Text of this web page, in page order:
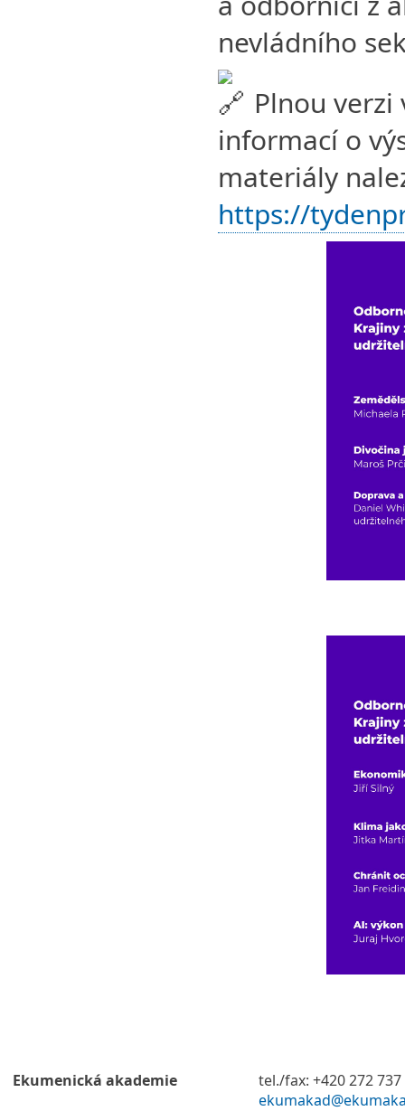
nevládního
Plnou verzi
informací o
materiály
https://
Ekumenická akademie
tel./fax: +420 272 737